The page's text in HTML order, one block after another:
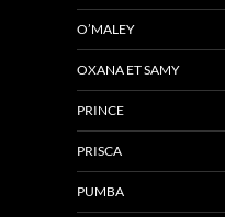
O’MALEY
OXANA ET SAMY
PRINCE
PRISCA
PUMBA